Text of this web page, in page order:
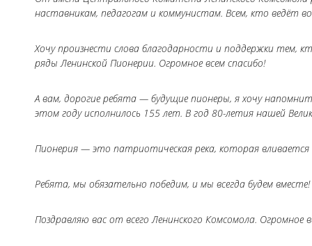
наставникам, педагогам и коммунистам. Всем, кто ведёт
Хочу произнести слова благодарности и поддержки тем,
ряды Ленинской Пионерии. Огромное всем спасибо!
А вам, дорогие ребята — будущие пионеры, я хочу
этом году исполнилось 155 лет. В год 80-летия нашей
Пионерия — это патриотическая река, которая
Ребята, мы обязательно победим, и мы всегда будем вместе!
Поздравляю вас от всего Ленинского Комсомола. Огромное